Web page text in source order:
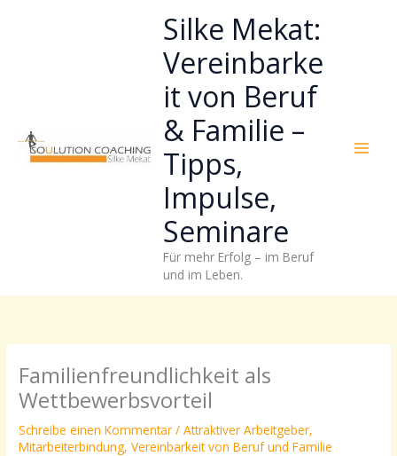
Silke Mekat:
Vereinbarke
it von Beruf
& Familie –
Tipps,
Impulse,
Seminare
Für mehr Erfolg – im Beruf
und im Leben.
Familienfreundlichkeit als
Wettbewerbsvorteil
Schreibe einen Kommentar /Attraktiver Arbeitgeber,
Mitarbeiterbindung,Vereinbarkeit von Beruf und Familie
gezielter